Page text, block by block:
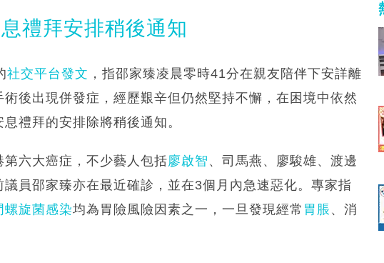
禮拜安排稍後通知
社交平台發文 ，指邵家臻凌晨零時41分在親友陪伴下安詳離
後出現併發症，經歷艱辛但仍然堅持不懈，在困境中依然
禮拜的安排除將稍後通知。
六大癌症，不少藝人包括廖啟智 、司馬燕、廖駿雄、渡邊
員邵家臻亦在最近確診，並在3個月內急速惡化。專家指
螺旋菌感染均為胃險風險因素之一，一旦發現經常 胃脹 、消